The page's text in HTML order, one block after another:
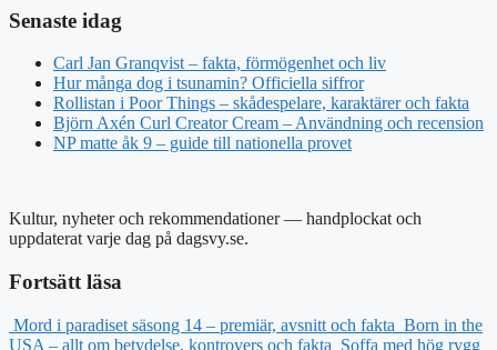
Senaste idag
Carl Jan Granqvist – fakta, förmögenhet och liv
Hur många dog i tsunamin? Officiella siffror
Rollistan i Poor Things – skådespelare, karaktärer och fakta
Björn Axén Curl Creator Cream – Användning och recension
NP matte åk 9 – guide till nationella provet
Kultur, nyheter och rekommendationer — handplockat och
uppdaterat varje dag på dagsvy.se.
Fortsätt läsa
Mord i paradiset säsong 14 – premiär, avsnitt och fakta Born in the
USA – allt om betydelse, kontrovers och fakta Soffa med hög rygg